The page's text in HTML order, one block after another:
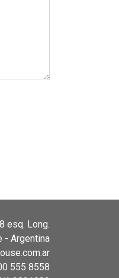
esq. Long.
- Argentina
555 8558